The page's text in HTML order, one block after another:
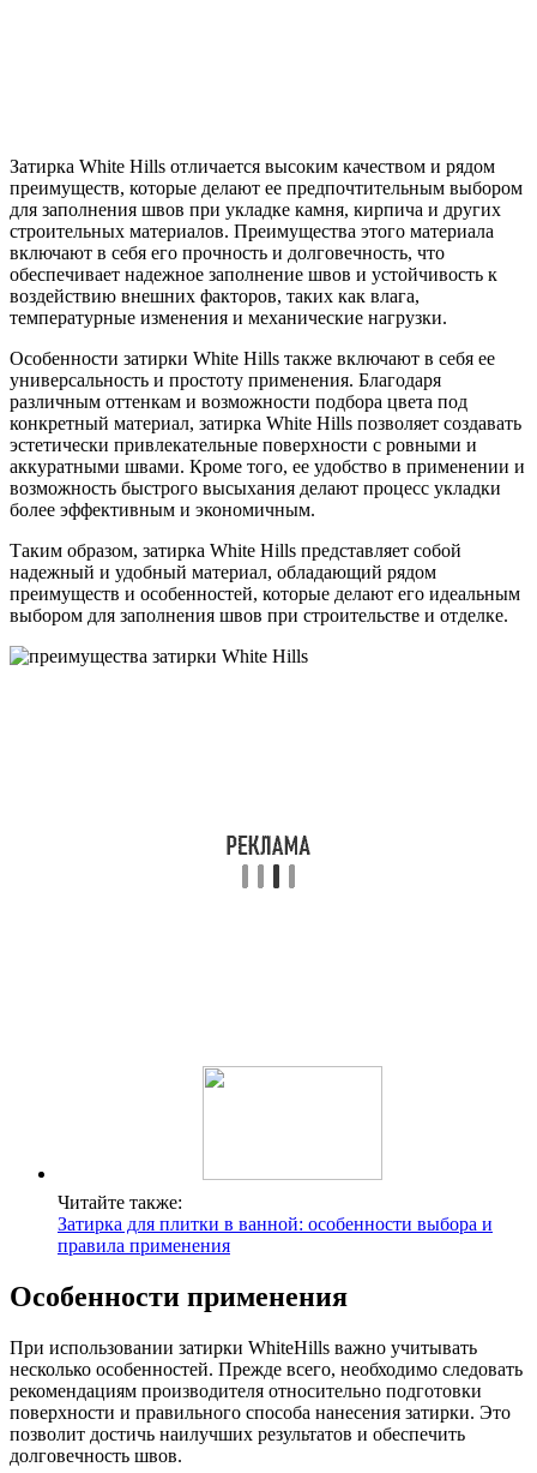
Затирка White Hills отличается высоким качеством и рядом
преимуществ, которые делают ее предпочтительным выбором
для заполнения швов при укладке камня, кирпича и других
строительных материалов. Преимущества этого материала
включают в себя его прочность и долговечность, что
обеспечивает надежное заполнение швов и устойчивость к
воздействию внешних факторов, таких как влага,
температурные изменения и механические нагрузки.
Особенности затирки White Hills также включают в себя ее
универсальность и простоту применения. Благодаря
различным оттенкам и возможности подбора цвета под
конкретный материал, затирка White Hills позволяет создавать
эстетически привлекательные поверхности с ровными и
аккуратными швами. Кроме того, ее удобство в применении и
возможность быстрого высыхания делают процесс укладки
более эффективным и экономичным.
Таким образом, затирка White Hills представляет собой
надежный и удобный материал, обладающий рядом
преимуществ и особенностей, которые делают его идеальным
выбором для заполнения швов при строительстве и отделке.
Читайте также:
Затирка для плитки в ванной: особенности выбора и
правила применения
Особенности применения
При использовании затирки WhiteHills важно учитывать
несколько особенностей. Прежде всего, необходимо следовать
рекомендациям производителя относительно подготовки
поверхности и правильного способа нанесения затирки. Это
позволит достичь наилучших результатов и обеспечить
долговечность швов.